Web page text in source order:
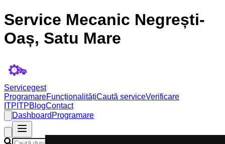
Service Mecanic Negrești-
Oaș, Satu Mare
Servicegest
ProgramareFuncționalitățiCaută serviceVerificare
ITP ITPBlogContact
Dashboard Programare